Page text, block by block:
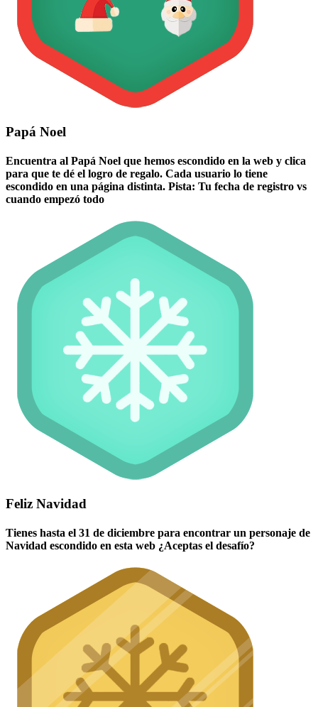
Papá Noel
Encuentra al Papá Noel que hemos escondido en la web y clica
para que te dé el logro de regalo. Cada usuario lo tiene
escondido en una página distinta. Pista: Tu fecha de registro vs
cuando empezó todo
Feliz Navidad
Tienes hasta el 31 de diciembre para encontrar un personaje de
Navidad escondido en esta web ¿Aceptas el desafío?